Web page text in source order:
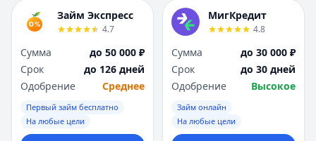
Займ Экспресс
4.7
Сумма
до 50 000 ₽
Срок
до 126 дней
Одобрение
Среднее
Первый займ бесплатно
На любые цели
МигКредит
4.8
Сумма
до 30 000 ₽
Срок
до 30 дней
Одобрение
Высокое
Займ онлайн
На любые цели